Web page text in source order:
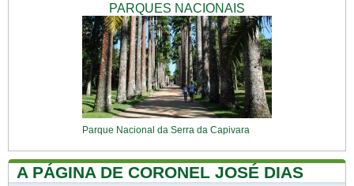
PARQUES NACIONAIS
Parque Nacional da Serra da Capivara
A PÁGINA DE CORONEL JOSÉ DIAS